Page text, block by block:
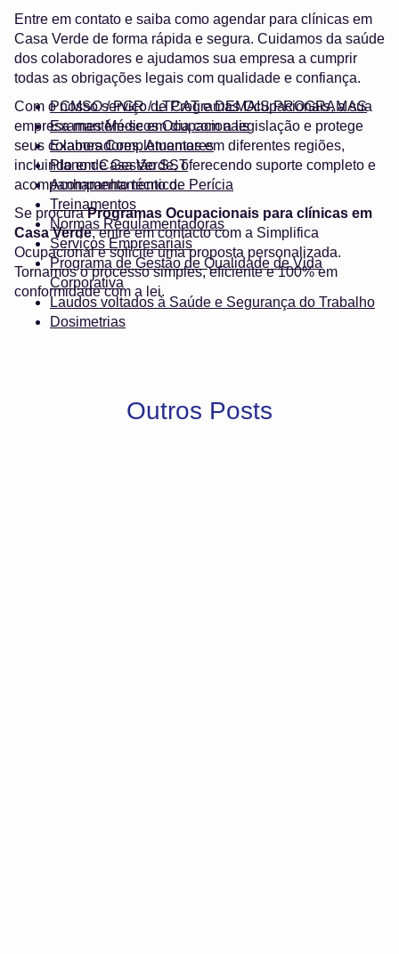
Entre em contato e saiba como agendar para clínicas em
Casa Verde de forma rápida e segura. Cuidamos da saúde
dos colaboradores e ajudamos sua empresa a cumprir
todas as obrigações legais com qualidade e confiança.
PCMSO / PGR / LTCAT e DEMAIS PROGRAMAS
Exames Médicos Ocupacionais
Exames Complementares
Plano de Gestão SST
Acompanhamento de Perícia
Treinamentos
Normas Regulamentadoras
Serviços Empresariais
Programa de Gestão de Qualidade de Vida
Corporativa
Laudos voltados à Saúde e Segurança do Trabalho
Dosimetrias
Com o nosso serviço de Programas Ocupacionais, a sua
empresa mantém-se em dia com a legislação e protege
seus colaboradores. Atuamos em diferentes regiões,
incluindo em Casa Verde, oferecendo suporte completo e
acompanhamento técnico.
Se procuraProgramas Ocupacionais para clínicas em
Casa Verde, entre em contacto com a Simplifica
Ocupacional e solicite uma proposta personalizada.
Tornamos o processo simples, eficiente e 100% em
conformidade com a lei.
Outros Posts